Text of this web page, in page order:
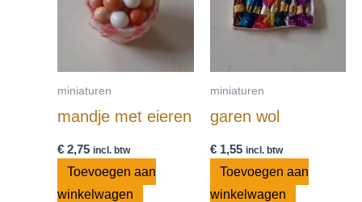
miniaturen
mandje met eieren
€ 2,75 incl. btw
Toevoegen aan
winkelwagen
miniaturen
garen wol
€1,55 incl. btw
Toevoegen aan
winkelwagen